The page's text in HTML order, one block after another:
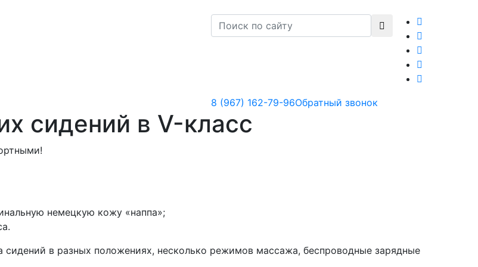
8 (967) 162-79-96Обратный звонок
сидений в V-класс
немецкую кожу «наппа»;
в разных положениях, несколько режимов массажа, беспроводные зарядные